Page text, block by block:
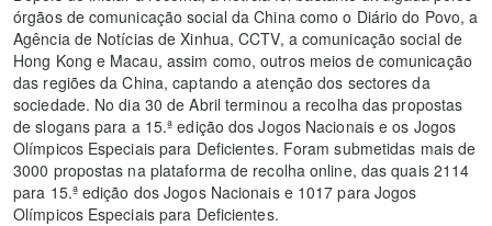
órgãos de comunicação social da China como o Diário do Povo, a
Agência de Notícias de Xinhua, CCTV, a comunicação social de
Hong Kong e Macau, assim como, outros meios de comunicação
das regiões da China, captando a atenção dos sectores da
sociedade. No dia 30 de Abril terminou a recolha das propostas
de slogans para a 15.ª edição dos Jogos Nacionais e os Jogos
Olímpicos Especiais para Deficientes. Foram submetidas mais de
3000 propostas na plataforma de recolha online, das quais 2114
para 15.ª edição dos Jogos Nacionais e 1017 para Jogos
Olímpicos Especiais para Deficientes.